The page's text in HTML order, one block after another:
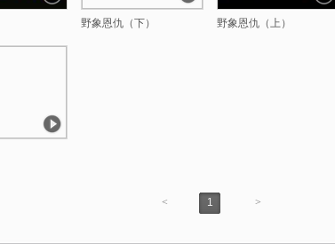
野象恩仇（下） 野象恩仇（上）
< 1 >